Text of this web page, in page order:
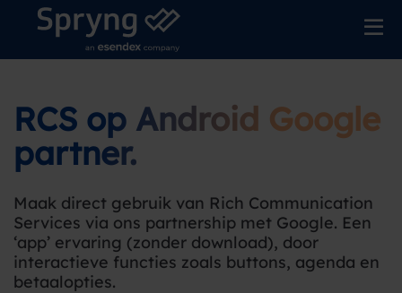
RCS op Android Google
partner.
Maak direct gebruik van Rich Communication
Services via ons partnership met Google. Een
‘app’ ervaring (zonder download), door
interactieve functies zoals buttons, agenda en
betaalopties.